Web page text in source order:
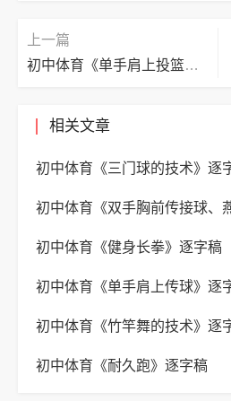
上一篇
初中体育《单手肩上投篮》逐字稿
相关文章
初中体育《三门球的技术》逐
初中体育《双手胸前传接球、
初中体育《健身长拳》逐字稿
初中体育《单手肩上传球》逐
初中体育《竹竿舞的技术》逐
初中体育《耐久跑》逐字稿